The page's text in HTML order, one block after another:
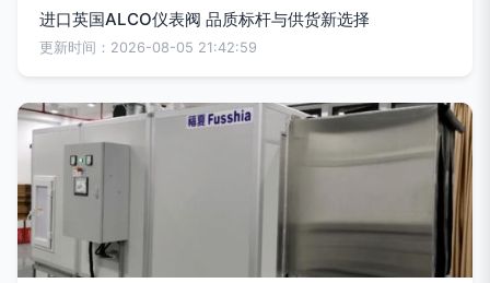
进口英国ALCO仪表阀 品质标杆与供货新选择
更新时间：2026-08-05 21:42:59